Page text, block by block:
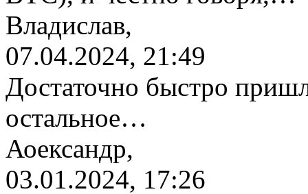
Владислав,
07.04.2024, 21:49
Достаточно быстро
остальное…
Аоександр,
03.01.2024, 17:26